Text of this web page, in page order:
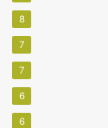
8
7
7
6
6